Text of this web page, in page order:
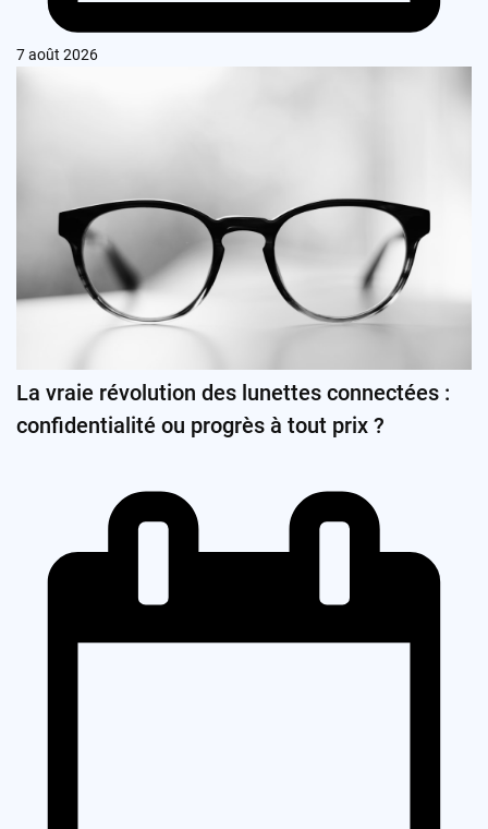
7 août 2026
La vraie révolution des lunettes connectées :
confidentialité ou progrès à tout prix ?